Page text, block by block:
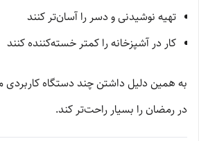
تهیه نوشیدنی و دسر را آسان‌تر کنند
کار در آشپزخانه را کمتر خسته‌کننده کنند
به همین دلیل داشتن چند دستگاه کاربردی
در رمضان را بسیار راحت‌تر کند.